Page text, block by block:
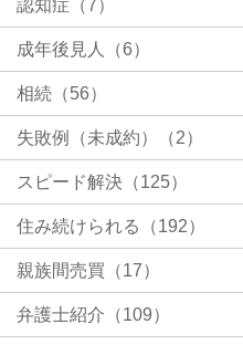
認知症（7）
成年後見人（6）
相続（56）
失敗例（未成約）（2）
スピード解決（125）
住み続けられる（192）
親族間売買（17）
弁護士紹介（109）